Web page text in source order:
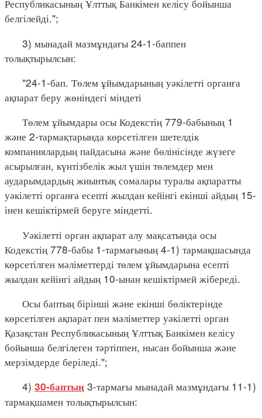
Республикасының Ұлттық Банкімен келісу бойынша
белгілейді.";
3) мынадай мазмұндағы 24-1-баппен
толықтырылсын:
"24-1-бап. Төлем ұйымдарының уәкілетті органға
ақпарат беру жөніндегі міндеті
Төлем ұйымдары осы Кодекстің 779-бабының 1
және 2-тармақтарында көрсетілген шетелдік
компаниялардың пайдасына және бөлінісінде жүзеге
асырылған, күнтізбелік жыл үшін төлемдер мен
аударымдардың жиынтық сомалары туралы ақпаратты
уәкілетті органға есепті жылдан кейінгі екінші айдың 15-
інен кешіктірмей беруге міндетті.
Уәкілетті орган ақпарат алу мақсатында осы
Кодекстің 778-бабы 1-тармағының 4-1) тармақшасында
көрсетілген мәліметтерді төлем ұйымдарына есепті
жылдан кейінгі айдың 10-ынан кешіктірмей жібереді.
Осы баптың бірінші және екінші бөліктерінде
көрсетілген ақпарат пен мәліметтер уәкілетті орган
Қазақстан Республикасының Ұлттық Банкімен келісу
бойынша белгілеген тәртіппен, нысан бойынша және
мерзімдерде беріледі.";
4) 30-баптың 3-тармағы мынадай мазмұндағы 11-1)
тармақшамен толықтырылсын: